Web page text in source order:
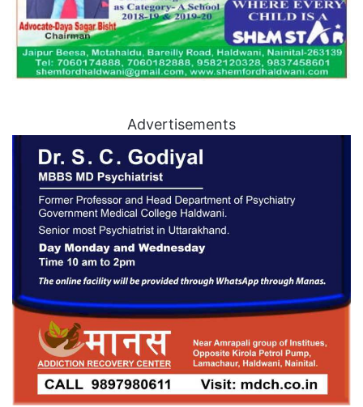
Advertisements